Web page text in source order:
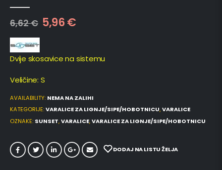
6,62€ 5,96€
Dvije skosavice na sistemu
Veličine: S
AVAILABILITY: NEMA NA ZALIHI
KATEGORIJE:VARALICE ZA LIGNJE/SIPE/HOBOTNICU,VARALICE
OZNAKE: SUNSET,VARALICE,VARALICE ZA LIGNJE/SIPE/HOBOTNICU
DODAJ NA LISTU ŽELJA